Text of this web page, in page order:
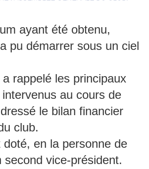
ayant été obtenu,
pu démarrer sous un ciel
rappelé les principaux
au cours de
le bilan financier
club.
doté, en la personne de
second vice-président.